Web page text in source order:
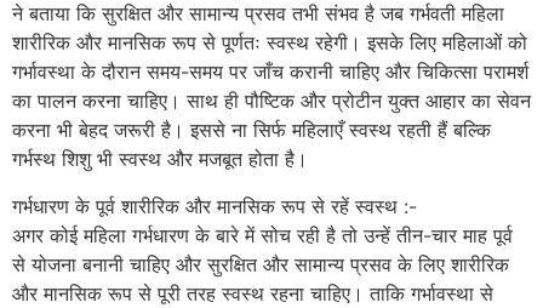
ने बताया कि सुरक्षित और सामान्य प्रसव तभी संभव है जब गर्भवती महिला
शारीरिक और मानसिक रूप से पूर्णतः स्वस्थ रहेगी। इसके लिए महिलाओं को
गर्भावस्था के दौरान समय-समय पर जाँच करानी चाहिए और चिकित्सा परामर्श
का पालन करना चाहिए। साथ ही पौष्टिक और प्रोटीन युक्त आहार का सेवन
करना भी बेहद जरूरी है। इससे ना सिर्फ महिलाएँ स्वस्थ रहती हैं बल्कि
गर्भस्थ शिशु भी स्वस्थ और मजबूत होता है।
गर्भधारण के पूर्व शारीरिक और मानसिक रूप से रहें स्वस्थ :-
अगर कोई महिला गर्भधारण के बारे में सोच रही है तो उन्हें तीन-चार माह पूर्व
से योजना बनानी चाहिए और सुरक्षित और सामान्य प्रसव के लिए शारीरिक
और मानसिक रूप से पूरी तरह स्वस्थ रहना चाहिए। ताकि गर्भावस्था से